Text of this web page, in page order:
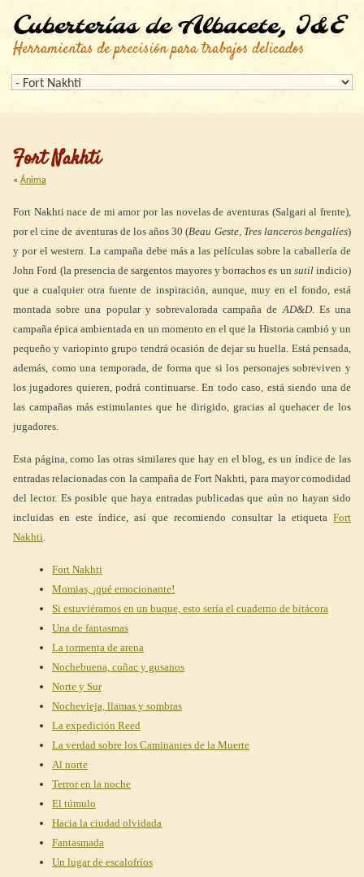
Cuberterías de Albacete, I&E
Herramientas de precisión para trabajos delicados
Fort Nakhti
« Ánima
Fort Nakhti nace de mi amor por las novelas de aventuras (Salgari al frente),
por el cine de aventuras de los años 30 (Beau Geste, Tres lanceros bengalíes)
y por el western. La campaña debe más a las películas sobre la caballería de
John Ford (la presencia de sargentos mayores y borrachos es un sutilindicio)
que a cualquier otra fuente de inspiración, aunque, muy en el fondo, está
montada sobre una popular y sobrevalorada campaña deAD&D. Es una
campaña épica ambientada en un momento en el que la Historia cambió y un
pequeño y variopinto grupo tendrá ocasión de dejar su huella. Está pensada,
además, como una temporada, de forma que si los personajes sobreviven y
los jugadores quieren, podrá continuarse. En todo caso, está siendo una de
las campañas más estimulantes que he dirigido, gracias al quehacer de los
jugadores.
Esta página, como las otras similares que hay en el blog, es un índice de las
entradas relacionadas con la campaña de Fort Nakhti, para mayor comodidad
del lector. Es posible que haya entradas publicadas que aún no hayan sido
incluidas en este índice, así que recomiendo consultar la etiqueta Fort
Nakhti.
Fort Nakhti
Momias, ¡qué emocionante!
Si estuviéramos en un buque, esto sería el cuaderno de bitácora
Una de fantasmas
La tormenta de arena
Nochebuena, coñac y gusanos
Norte y Sur
Nochevieja, llamas y sombras
La expedición Reed
La verdad sobre los Caminantes de la Muerte
Al norte
Terror en la noche
El túmulo
Hacia la ciudad olvidada
Fantasmada
Un lugar de escalofríos